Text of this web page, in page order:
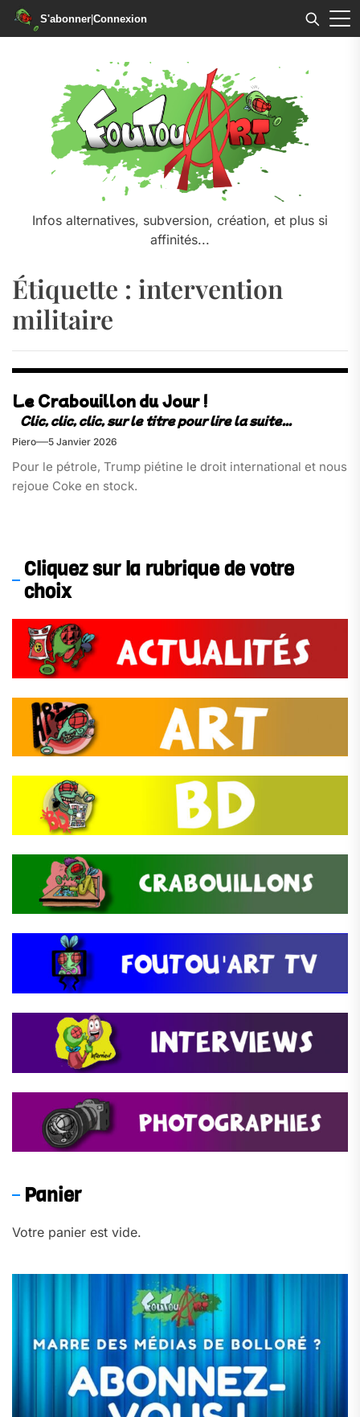
S'abonner|Connexion
Infos alternatives, subversion, création, et plus si
affinités...
Étiquette : intervention
militaire
Le Crabouillon du Jour !
Piero 5 Janvier 2026
Pour le pétrole, Trump piétine le droit international et nous
rejoue Coke en stock.
Cliquez sur la rubrique de votre
choix
Panier
Votre panier est vide.